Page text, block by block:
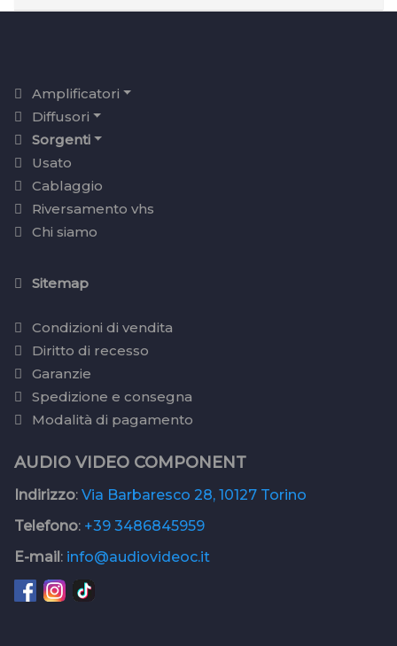
Amplificatori
Diffusori
Sorgenti
Usato
Cablaggio
Riversamento vhs
Chi siamo
Sitemap
Condizioni di vendita
Diritto di recesso
Garanzie
Spedizione e consegna
Modalità di pagamento
AUDIO VIDEO COMPONENT
Indirizzo: Via Barbaresco 28, 10127 Torino
Telefono: +39 3486845959
E-mail: info@audiovideoc.it